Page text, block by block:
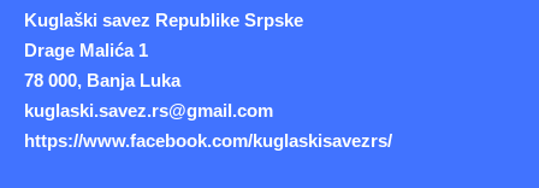
Kuglaški savez Republike Srpske
Drage Malića 1
78 000, Banja Luka
kuglaski.savez.rs@gmail.com
https://www.facebook.com/kuglaskisavezrs/